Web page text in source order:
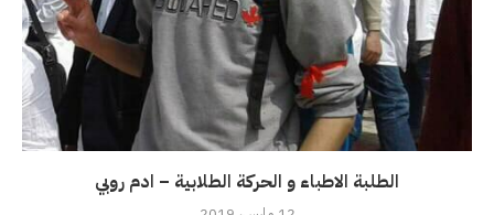
الطلبة الاطباء و الحركة الطلابية – ادم روبي